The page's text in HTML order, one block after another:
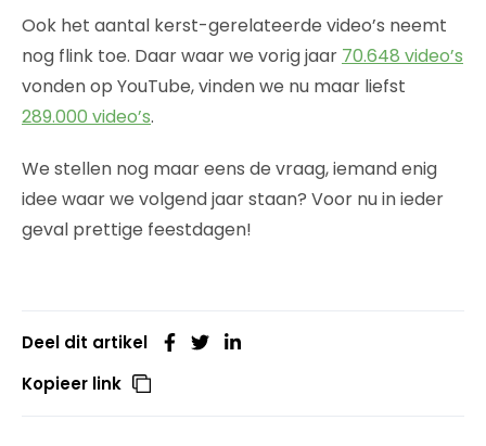
Ook het aantal kerst-gerelateerde video’s neemt
nog flink toe. Daar waar we vorig jaar 70.648 video’s
vonden op YouTube, vinden we nu maar liefst
289.000 video’s.
We stellen nog maar eens de vraag, iemand enig
idee waar we volgend jaar staan? Voor nu in ieder
geval prettige feestdagen!
Deel dit artikel
Kopieer link